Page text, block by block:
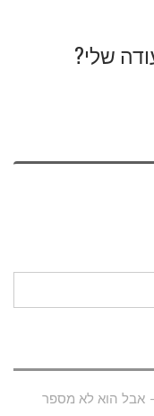
שלי?
– אבל הוא לא מספר